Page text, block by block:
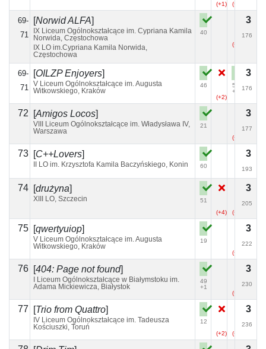
(+1)
(+6)
69-
71
[Norwid ALFA]
IX Liceum Ogólnokształcące im. Cypriana Kamila
Norwida, Częstochowa
IX LO im.Cypriana Kamila Norwida,
Częstochowa
40
(+19)
3
176
69-
71
[OILZP Enjoyers]
V Liceum Ogólnokształcące im. Augusta
Witkowskiego, Kraków
46
(+2)
59
+1
3
176
72 [Amigos Locos]
VIII Liceum Ogólnokształcące im. Władysława IV,
Warszawa
21
(+8)
3
177
73 [C++Lovers]
II LO im. Krzysztofa Kamila Baczyńskiego, Konin 60
3
193
74 [drużyna]
XIII LO, Szczecin
51
(+4)
(+2)
3
205
75 [qwertyuiop]
V Liceum Ogólnokształcące im. Augusta
Witkowskiego, Kraków
19
(+3)
3
222
76 [404: Page not found]
I Liceum Ogólnokształcące w Białymstoku im.
Adama Mickiewicza, Białystok
49
+1
(+2)
3
230
77 [Trio from Quattro]
IV Liceum Ogólnokształcące im. Tadeusza
Kościuszki, Toruń
12
(+2)
(+13)
3
236